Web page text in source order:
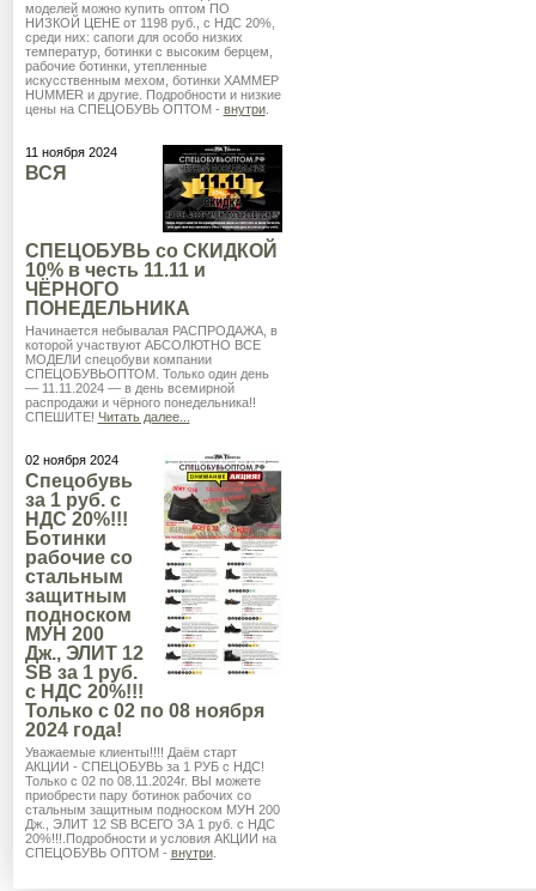
моделей можно купить оптом ПО
НИЗКОЙ ЦЕНЕ от 1198 руб., с НДС 20%,
среди них: сапоги для особо низких
температур, ботинки с высоким берцем,
рабочие ботинки, утепленные
искусственным мехом, ботинки ХАММЕР
HUMMER и другие. Подробности и низкие
цены на СПЕЦОБУВЬ ОПТОМ - внутри.
11 ноября 2024
ВСЯ
СПЕЦОБУВЬ со СКИДКОЙ
10% в честь 11.11 и
ЧЁРНОГО
ПОНЕДЕЛЬНИКА
Начинается небывалая РАСПРОДАЖА, в
которой участвуют АБСОЛЮТНО ВСЕ
МОДЕЛИ спецобуви компании
СПЕЦОБУВЬОПТОМ. Только один день
— 11.11.2024 — в день всемирной
распродажи и чёрного понедельника!!
СПЕШИТЕ! Читать далее...
02 ноября 2024
Спецобувь
за 1 руб. с
НДС 20%!!!
Ботинки
рабочие со
стальным
защитным
подноском
МУН 200
Дж., ЭЛИТ 12
SB за 1 руб.
с НДС 20%!!!
Только с 02 по 08 ноября
2024 года!
Уважаемые клиенты!!!! Даём старт
АКЦИИ - СПЕЦОБУВЬ за 1 РУБ с НДС!
Только с 02 по 08.11.2024г. ВЫ можете
приобрести пару ботинок рабочих со
стальным защитным подноском МУН 200
Дж., ЭЛИТ 12 SB ВСЕГО ЗА 1 руб. с НДС
20%!!!.Подробности и условия АКЦИИ на
СПЕЦОБУВЬ ОПТОМ - внутри.